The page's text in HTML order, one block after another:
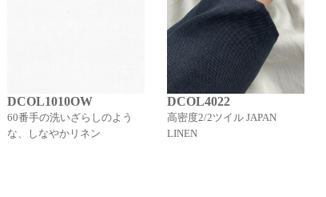
DCOL1010OW
60番手の洗いざらしのよう
な、しなやかリネン
DCOL4022
高密度2/2ツイル JAPAN
LINEN